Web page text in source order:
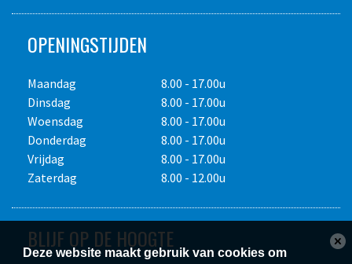
Precieze uitvoering en afmeting afhankelijk van het
beschikbare type.
brandstofverbruik, schoonmaakkosten en 21% Btw. Dagprijs
maximaal acht draaiuren, weekprijs maximaal veertig
draaiuren. Prijswijzigingen voorbehouden. Gebruik op eigen
risico. Het is de verplichting van de
huurder/gebruiker de vereiste P.B.M. te dragen. Overige
voorwaarden op aanvraag.
OPENINGSTIJDEN
Maandag
Dinsdag
Woensdag
Donderdag
Vrijdag
Zaterdag
8.00 - 17.00u
8.00 - 17.00u
8.00 - 17.00u
8.00 - 17.00u
8.00 - 17.00u
8.00 - 12.00u
BLIJF OP DE HOOGTE
Deze website maakt gebruik van cookies om